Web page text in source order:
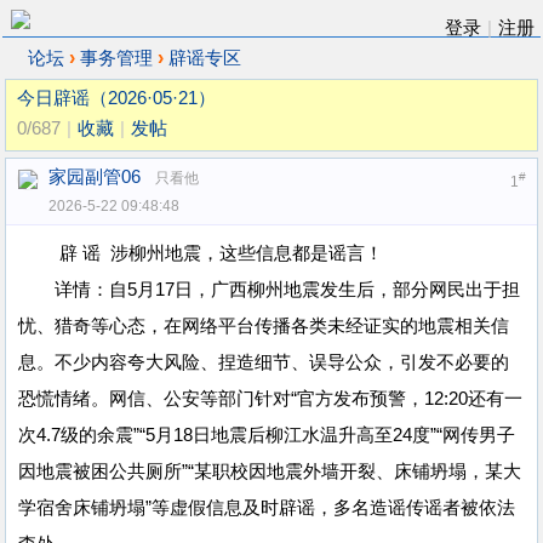
登录
注册
论坛 › 事务管理 › 辟谣专区
今日辟谣（2026·05·21）
0/687
收藏 发帖
1#
家园副管06
只看他
2026-5-22 09:48:48
辟 谣 涉柳州地震，这些信息都是谣言！
详情：自5月17日，广西柳州地震发生后，部分网民出于担
忧、猎奇等心态，在网络平台传播各类未经证实的地震相关信
息。不少内容夸大风险、捏造细节、误导公众，引发不必要的
恐慌情绪。网信、公安等部门针对“官方发布预警，12:20还有一
次4.7级的余震”“5月18日地震后柳江水温升高至24度”“网传男子
因地震被困公共厕所”“某职校因地震外墙开裂、床铺坍塌，某大
学宿舍床铺坍塌”等虚假信息及时辟谣，多名造谣传谣者被依法